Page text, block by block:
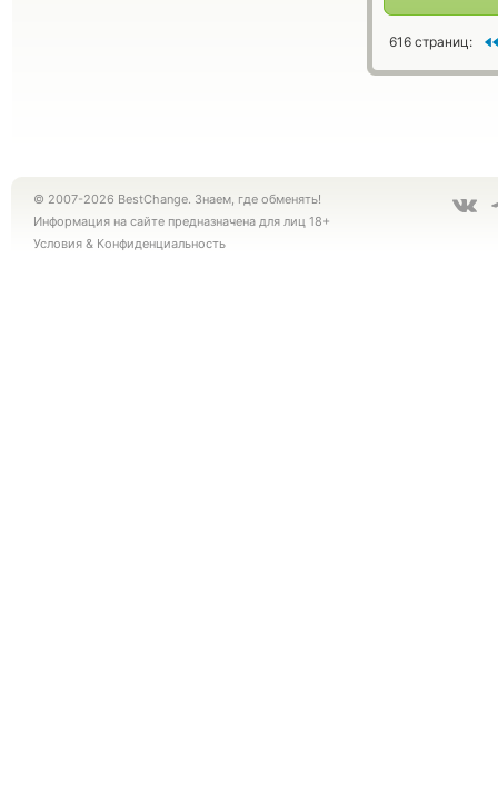
616 страниц:
© 2007-2026 BestChange. Знаем, где обменять!
Информация на сайте предназначена для лиц 18+
Условия & Конфиденциальность